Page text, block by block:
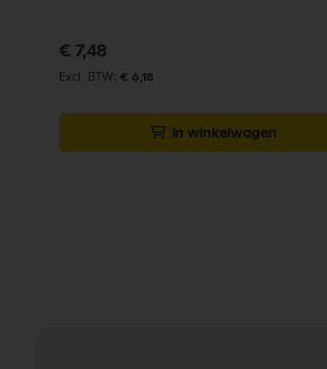
€ 7,48
€ 6,18
In winkelwagen